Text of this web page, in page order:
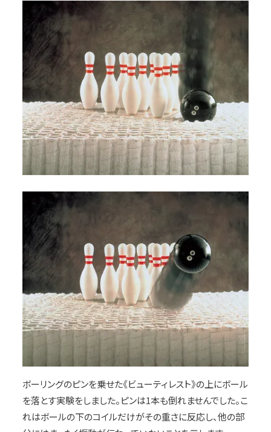
ボーリングのピンを乗せた《ビューティレスト》の上にボール
を落とす実験をしました。ピンは1本も倒れませんでした。こ
れはボールの下のコイルだけがその重さに反応し、他の部